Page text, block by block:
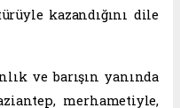
kazandığını dile
ve barışın yanında
merhametiyle,